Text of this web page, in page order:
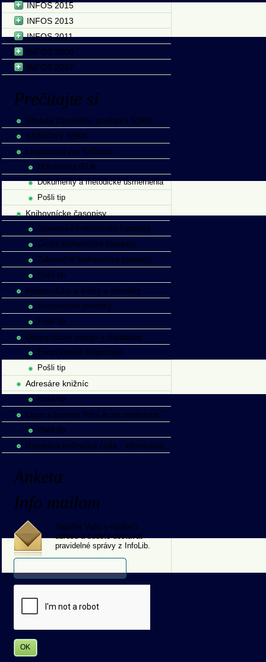
INFOS 2015
INFOS 2013
INFOS 2011
INFOS 2009
INFOS 2007
Prečítajte si
Úhrada členského poplatku SSKK
STANOVY SSKK
Legislatíva pre knižnice
Dokumenty IFLA
Dokumenty a metodické usmernenia
Pošli tip
Knihovnícke časopisy
Slovenské knihovnícke časopisy
České knihovnícke časopisy
Zahraničné knihovnícke časopisy
Pošli tip
Knihovnícke e-knihy a slovníky
Knihovnícke slovníky
Pošli tip
Odporúčané zdroje a databázy
Encyklopédie Repozitáre
Pošli tip
Adresáre knižníc
Pošli tip
Logo a banner InfoLib na stiahnutie
Pošli tip
Ústredná knižničná rada - informácie
Anketa
Info mailom
Napíšte Vašu e-mailovú
adresu a budete dostávať
pravidelné správy z InfoLib.